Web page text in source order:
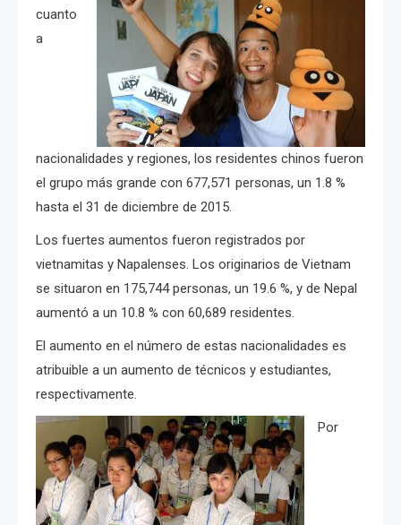
cuanto
a
nacionalidades y regiones, los residentes chinos fueron
el grupo más grande con 677,571 personas, un 1.8 %
hasta el 31 de diciembre de 2015.
Los fuertes aumentos fueron registrados por
vietnamitas y Napalenses. Los originarios de Vietnam
se situaron en 175,744 personas, un 19.6 %, y de Nepal
aumentó a un 10.8 % con 60,689 residentes.
El aumento en el número de estas nacionalidades es
atribuible a un aumento de técnicos y estudiantes,
respectivamente.
Por